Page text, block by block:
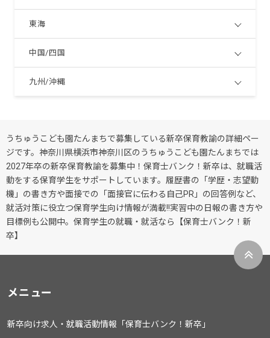
東海
中国/四国
九州/沖縄
うちゅうこども園たんまちで募集している新卒保育教諭の詳細ペー
ジです。神奈川県横浜市神奈川区のうちゅうこども園たんまちでは
2027年卒の新卒保育教諭を募集中！保育士バンク！新卒は、就職活
動をする保育学生をサポートしています。履歴書の「学歴・志望動
機」の書き方や面接での「面接官に伝わる自己PR」の回答例など、
就活対策に役立つ保育学生向け情報が満載!!実習中の日報の書き方や
目標例も公開中。保育学生の就職・就活なら【保育士バンク！新
卒】
メニュー
新卒向け求人・就職活動情報「保育士バンク！新卒」